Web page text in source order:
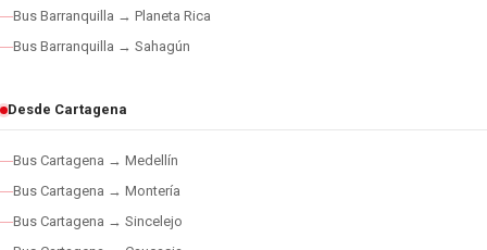
Bus Barranquilla → Planeta Rica
Bus Barranquilla → Sahagún
Desde Cartagena
Bus Cartagena → Medellín
Bus Cartagena → Montería
Bus Cartagena → Sincelejo